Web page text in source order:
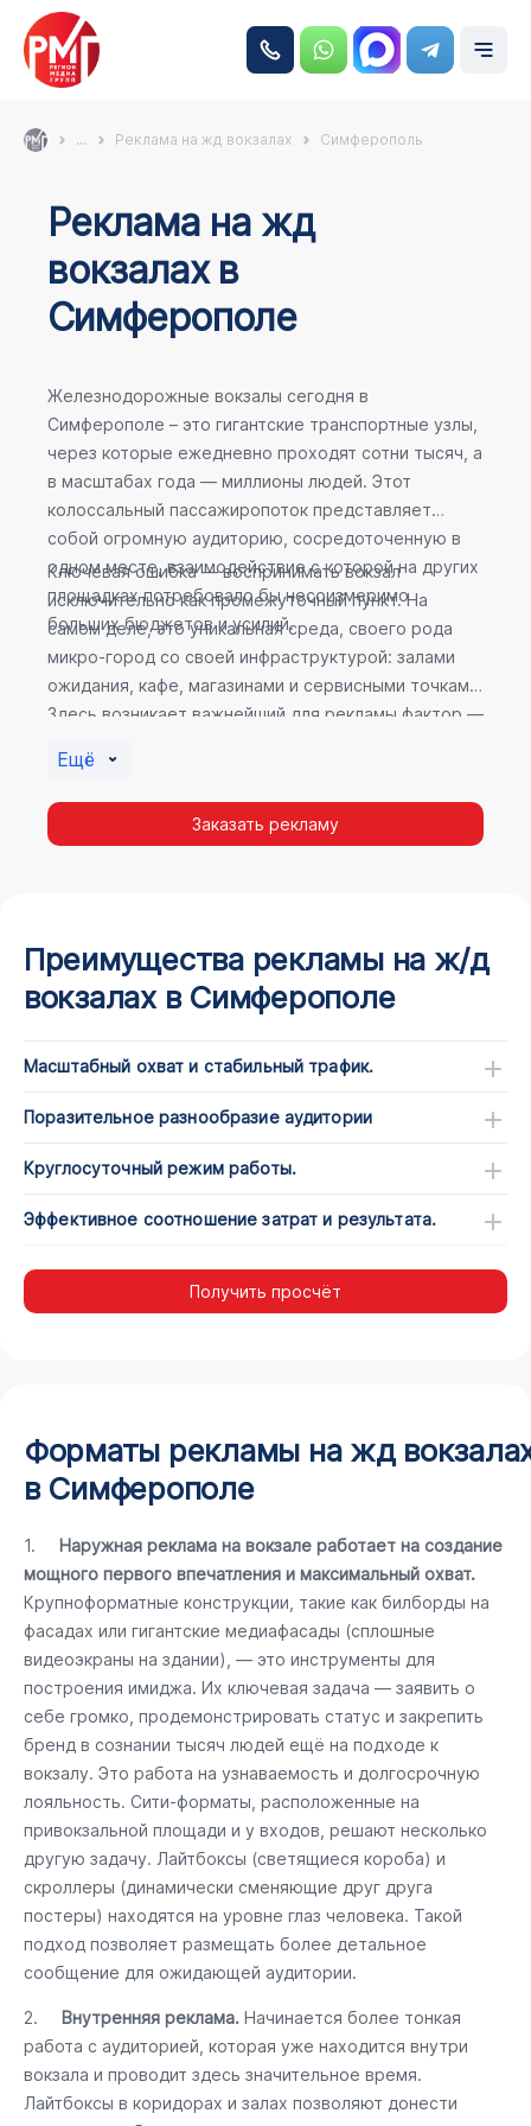
... Реклама на жд вокзалах Симферополь
Реклама на жд
вокзалах в
Симферополе
Железнодорожные вокзалы сегодня в
Симферополе – это гигантские транспортные узлы,
через которые ежедневно проходят сотни тысяч, а
в масштабах года — миллионы людей. Этот
колоссальный пассажиропоток представляет
собой огромную аудиторию, сосредоточенную в
одном месте, взаимодействие с которой на других
площадках потребовало бы несоизмеримо
больших бюджетов и усилий.
Ключевая ошибка — воспринимать вокзал
исключительно как промежуточный пункт. На
самом деле, это уникальная среда, своего рода
микро-город со своей инфраструктурой: залами
ожидания, кафе, магазинами и сервисными точками.
Здесь возникает важнейший для рекламы фактор —
пассажир максимально открыт для информации, а
его внимание не так рассеяно, как при беглом
просмотре постов в соцсетях.
Ещё
Заказать рекламу
Преимущества рекламы на ж/д
вокзалах в Симферополе
Масштабный охват и стабильный трафик.
Поразительное разнообразие аудитории
Круглосуточный режим работы.
Эффективное соотношение затрат и результата.
Получить просчёт
Форматы рекламы на жд
в Симферополе
1. Наружная реклама на вокзале работает на создание
мощного первого впечатления и максимальный охват.
Крупноформатные конструкции, такие как билборды на
фасадах или гигантские медиафасады (сплошные
видеоэкраны на здании), — это инструменты для
построения имиджа. Их ключевая задача — заявить о
себе громко, продемонстрировать статус и закрепить
бренд в сознании тысяч людей ещё на подходе к
вокзалу. Это работа на узнаваемость и долгосрочную
лояльность. Сити-форматы, расположенные на
привокзальной площади и у входов, решают несколько
другую задачу. Лайтбоксы (светящиеся короба) и
скроллеры (динамически сменяющие друг друга
постеры) находятся на уровне глаз человека. Такой
подход позволяет размещать более детальное
сообщение для ожидающей аудитории.
2. Внутренняя реклама. Начинается более тонкая
работа с аудиторией, которая уже находится внутри
вокзала и проводит здесь значительное время.
Лайтбоксы в коридорах и залах позволяют донести